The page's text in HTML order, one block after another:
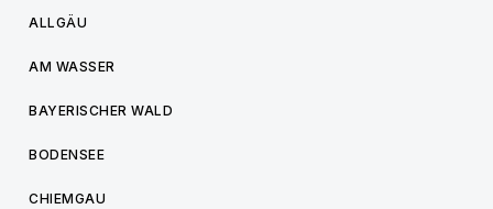
ALLGÄU
AM WASSER
BAYERISCHER WALD
BODENSEE
CHIEMGAU